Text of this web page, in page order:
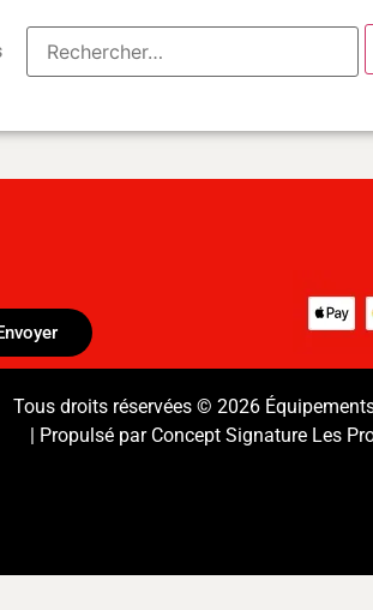
Tous droits réservées © 2026
| Propulsé par Concept Signature Les